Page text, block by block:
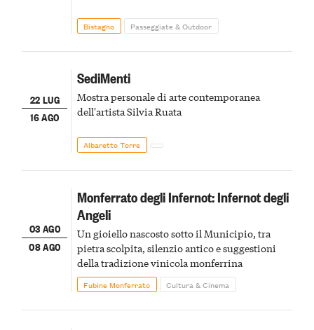
Bistagno Passeggiate & Outdoor
22 LUG
16 AGO
SediMenti
Mostra personale di arte contemporanea
dell'artista Silvia Ruata
Albaretto Torre
03 AGO
08 AGO
Monferrato degli Infernot: Infernot degli
Angeli
Un gioiello nascosto sotto il Municipio, tra
pietra scolpita, silenzio antico e suggestioni
della tradizione vinicola monferrina
Fubine Monferrato Cultura & Cinema